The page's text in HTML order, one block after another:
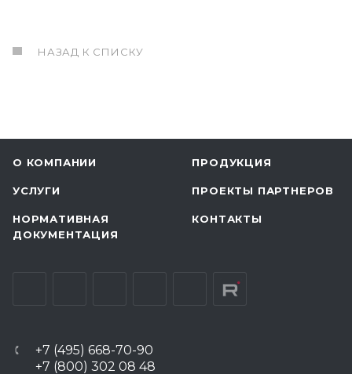
НАЗАД К СПИСКУ
О КОМПАНИИ ПРОДУКЦИЯ
УСЛУГИ ПРОЕКТЫ ПАРТНЕРОВ
НОРМАТИВНАЯ
ДОКУМЕНТАЦИЯ
КОНТАКТЫ
+7 (495) 668-70-90
+7 (800) 302 08 48